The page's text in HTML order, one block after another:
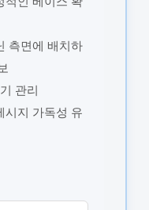
측면에 배치하
관리
시지 가독성 유